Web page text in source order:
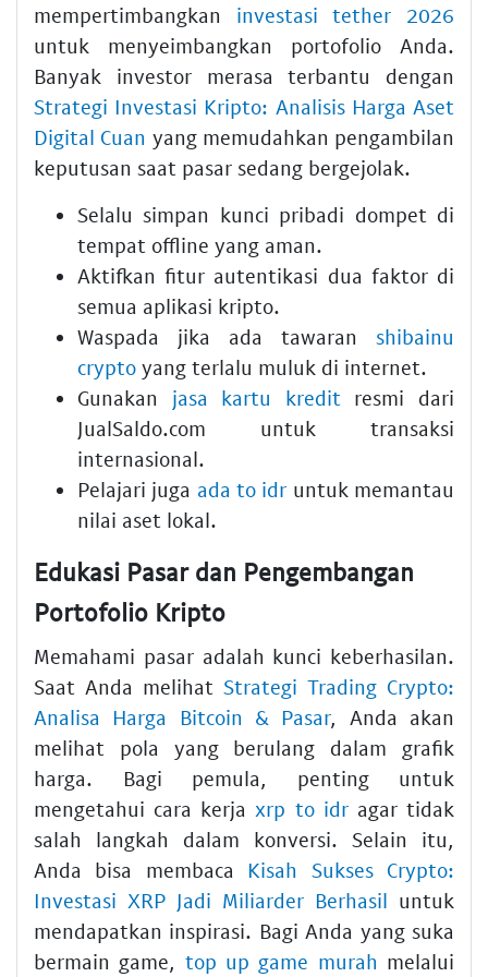
mempertimbangkan investasi tether 2026
untuk menyeimbangkan portofolio Anda.
Banyak investor merasa terbantu dengan
Strategi Investasi Kripto: Analisis Harga Aset
Digital Cuan yang memudahkan pengambilan
keputusan saat pasar sedang bergejolak.
Selalu simpan kunci pribadi dompet di
tempat offline yang aman.
Aktifkan fitur autentikasi dua faktor di
semua aplikasi kripto.
Waspada jika ada tawaran shibainu
crypto yang terlalu muluk di internet.
Gunakan jasa kartu kredit resmi dari
JualSaldo.com untuk transaksi
internasional.
Pelajari juga ada to idr untuk memantau
nilai aset lokal.
Edukasi Pasar dan Pengembangan
Portofolio Kripto
Memahami pasar adalah kunci keberhasilan.
Saat Anda melihat Strategi Trading Crypto:
Analisa Harga Bitcoin & Pasar, Anda akan
melihat pola yang berulang dalam grafik
harga. Bagi pemula, penting untuk
mengetahui cara kerja xrp to idragar tidak
salah langkah dalam konversi. Selain itu,
Anda bisa membaca Kisah Sukses Crypto:
Investasi XRP Jadi Miliarder Berhasil untuk
mendapatkan inspirasi. Bagi Anda yang suka
bermain game, top up game murah melalui